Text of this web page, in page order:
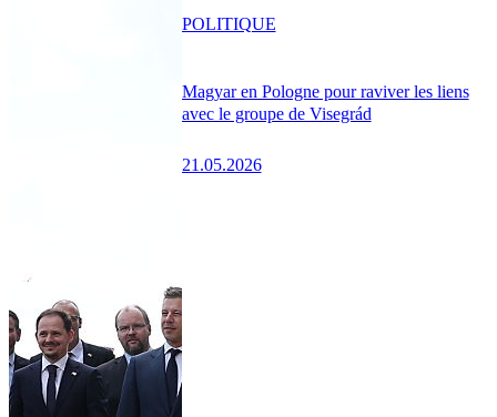
Magyar en Pologne pour raviver les liens
avec le groupe de Visegrád
21.05.2026
POLITIQUE